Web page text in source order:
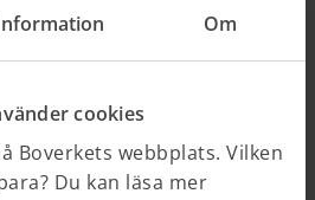
Om
cookies
Boverkets webbplats. Vilken
Du kan läsa mer
Du hittar föreskrifterna
information". Föreskrifterna är
om
består av
till lagen.